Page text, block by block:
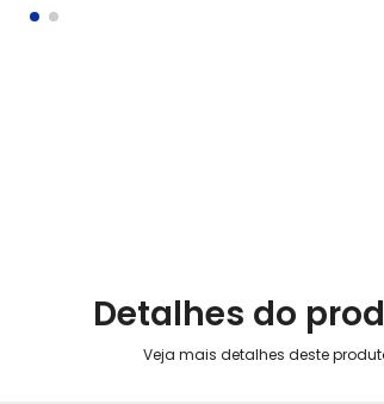
Detalhes do